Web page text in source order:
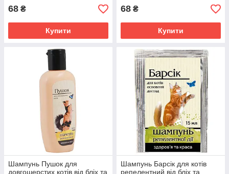
68 ₴
Купити
68 ₴
Купити
Шампунь Пушок для
довгошерстих котів від бліх та
Шампунь Барсік для котів
репелентний від бліх та